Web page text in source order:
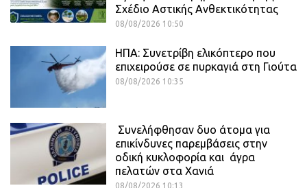
Σχέδιο Αστικής Ανθεκτικότητας
08/08/2026 10:50
ΗΠΑ: Συνετρίβη ελικόπτερο που
επιχειρούσε σε πυρκαγιά στη Γιούτα
08/08/2026 10:35
Συνελήφθησαν δυο άτομα για
επικίνδυνες παρεμβάσεις στην
οδική κυκλοφορία και άγρα
πελατών στα Χανιά
08/08/2026 10:13